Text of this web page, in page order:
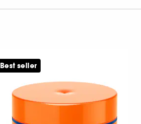
Best seller